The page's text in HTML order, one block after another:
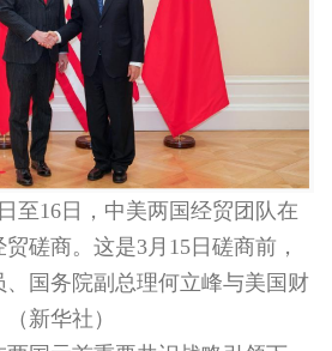
至16日，中美两国经贸团队在
磋商。这是3月15日磋商前，
国务院副总理何立峰与美国财
新华社）